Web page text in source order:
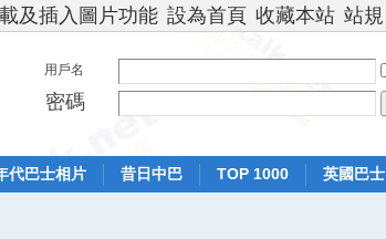
及插入圖片功能 設為首頁 收藏本站 站規
用戶名
密碼
代巴士相片 昔日中巴 TOP 1000
英國巴士